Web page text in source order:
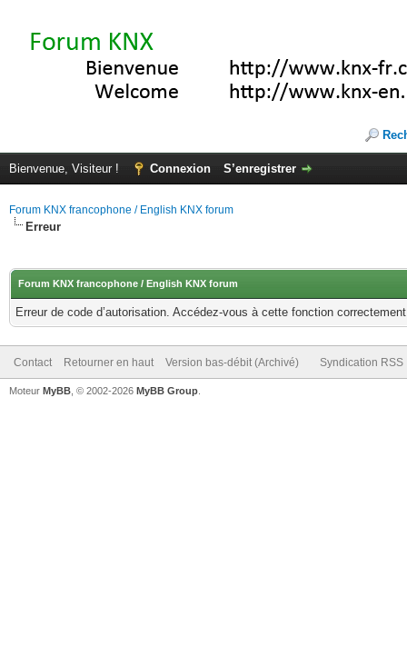
Bienvenue, Visiteur ! Connexion S’enregistrer
Forum KNX francophone / English KNX forum
Erreur
Forum KNX francophone / English KNX forum
Erreur de code d’autorisation. Accédez-vous à cette fonction
Contact Retourner en haut Version bas-débit (Archivé) Syndication RSS
Moteur MyBB , © 2002-2026 MyBB Group